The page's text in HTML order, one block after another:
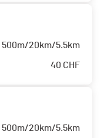
500m/20km/5.5km
40 CHF
500m/20km/5.5km